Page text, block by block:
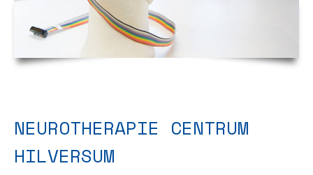
NEUROTHERAPIE CENTRUM
HILVERSUM